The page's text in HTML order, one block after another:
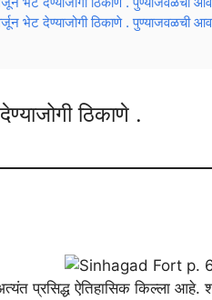
भेट देण्याजोगी ठिकाणे . पुण्याजवळची
ठिकाणे .
प्रसिद्ध ऐतिहासिक किल्ला आहे.